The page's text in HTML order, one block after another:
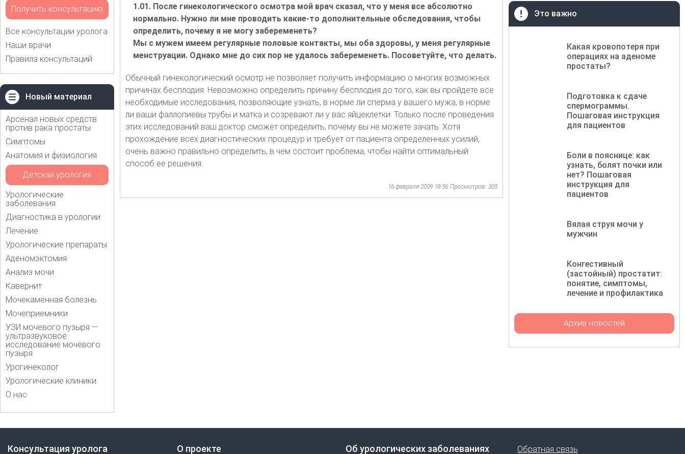
Получить консультацию
Все консультации уролога
Наши врачи
Правила консультаций
Новый материал
Арсенал новых средств
против рака простаты
Симптомы
Анатомия и физиология
Детская урология
Урологические
заболевания
Диагностика в урологии
Лечение
Урологические препараты
Аденомэктомия
Анализ мочи
Кавернит
Мочекаменная болезнь
Мочеприемники
УЗИ мочевого пузыря —
ультразвуковое
исследование мочевого
пузыря
Урогинеколог
Урологические клиники
О нас
1.01. После гинекологического осмотра мой врач сказал, что у меня все абсолютно
нормально. Нужно ли мне проводить какие-то дополнительные обследования, чтобы
определить, почему я не могу забеременеть?
Мы с мужем имеем регулярные половые контакты, мы оба здоровы, у меня регулярные
менструации. Однако мне до сих пор не удалось забеременеть. Посоветуйте, что делать.
Обычный гинекологический осмотр не позволяет получить информацию о многих возможных
причинах бесплодия. Невозможно определить причину бесплодия до того, как вы пройдете все
необходимые исследования, позволяющие узнать, в норме ли сперма у вашего мужа, в норме
ли ваши фаллопиевы трубы и матка и созревают ли у вас яйцеклетки. Только после проведения
этих исследований ваш доктор сможет определить, почему вы не можете зачать. Хотя
прохождение всех диагностических процедур и требует от пациента определенных усилий,
очень важно правильно определить, в чем состоит проблема, чтобы найти оптимальный
способ ее решения.
16 февраля 2009 18:56 Просмотров: 305
Это важно
Какая кровопотеря при
операциях на аденоме
простаты?
Подготовка к сдаче
спермограммы.
Пошаговая инструкция
для пациентов
Боли в пояснице: как
узнать, болят почки или
нет? Пошаговая
инструкция для
пациентов
Вялая струя мочи у
мужчин
Конгестивный
(застойный) простатит:
понятие, симптомы,
лечение и профилактика
Архив новостей
Консультация уролога О проекте Об урологических заболеваниях Обратная связь